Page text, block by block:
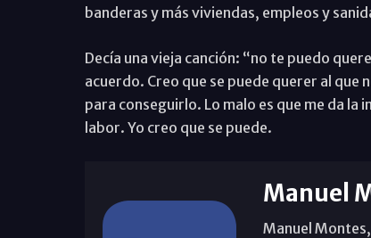
banderas y más viviendas, empleos y
Decía una vieja canción: “no te puedo
acuerdo. Creo que se puede querer al que
para conseguirlo. Lo malo es que me da la
labor. Yo creo que se puede.
Manuel
Manuel